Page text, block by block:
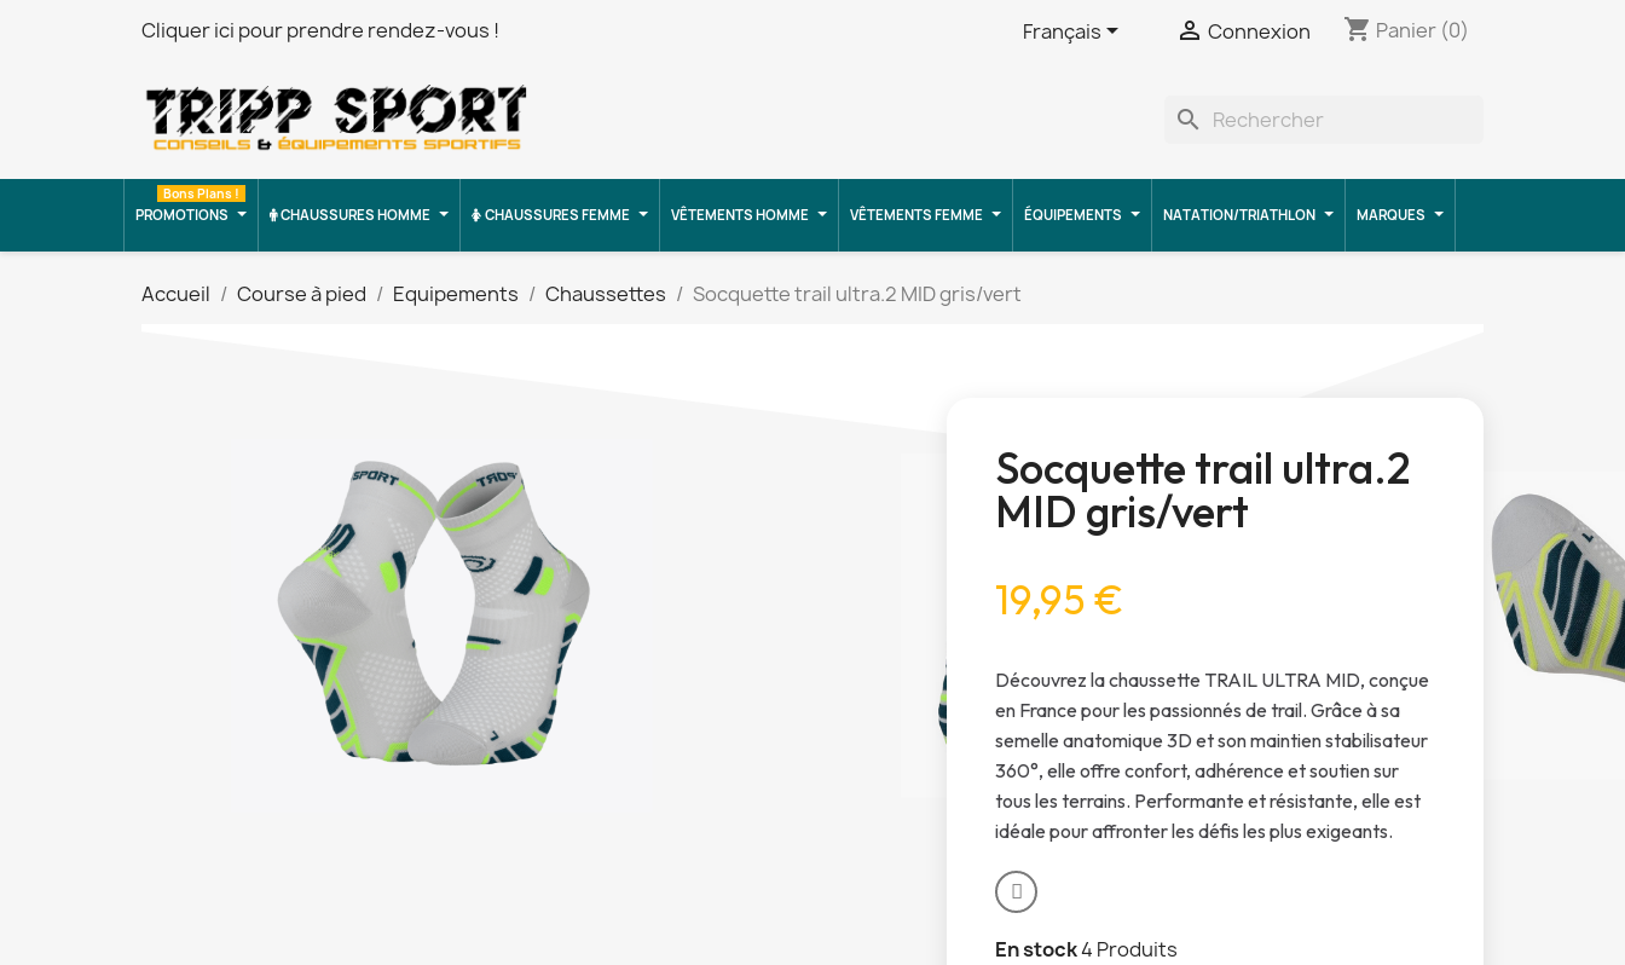
Cliquer ici pour prendre rendez-vous ! Français  Connexion shopping_cart Panier (0)
search
PROMOTIONS
Bons Plans !
CHAUSSURES HOMME CHAUSSURES FEMME VÊTEMENTS HOMME VÊTEMENTS FEMME ÉQUIPEMENTS NATATION/TRIATHLON MARQUES
Accueil Course à pied Equipements Chaussettes Socquette trail ultra.2 MID gris/vert
Socquette trail ultra.2
MID gris/vert
19,95 €
Découvrez la chaussette TRAIL ULTRA MID, conçue
en France pour les passionnés de trail. Grâce à sa
semelle anatomique 3D et son maintien stabilisateur
360°, elle offre confort, adhérence et soutien sur
tous les terrains. Performante et résistante, elle est
idéale pour affronter les défis les plus exigeants.
En stock4 Produits